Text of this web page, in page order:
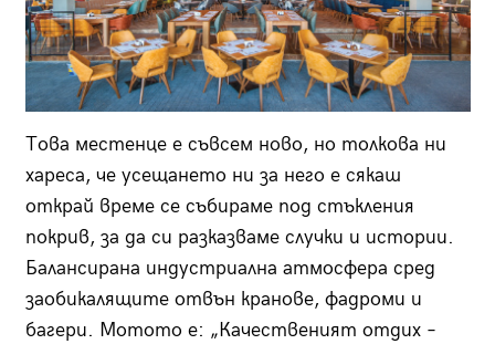
Това местенце е съвсем ново, но толкова ни
хареса, че усещането ни за него е сякаш
открай време се събираме под стъкления
покрив, за да си разказваме случки и истории.
Балансирана индустриална атмосфера сред
заобикалящите отвън кранове, фадроми и
багери. Мотото е: „Качественият отдих –